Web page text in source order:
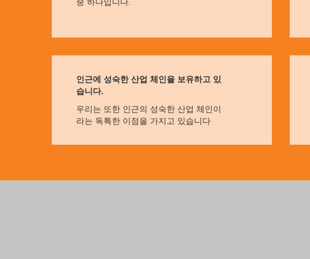
중 하나입니다.
인근에 성숙한 산업 체인을 보유하고 있
습니다.
우리는 또한 인근의 성숙한 산업 체인이
라는 독특한 이점을 가지고 있습니다